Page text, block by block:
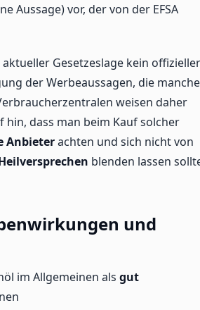
Aussage) vor, der von der EFSA
Gesetzeslage kein offizieller
der Werbeaussagen, die manche
weisen daher
dass man beim Kauf solcher
Anbieterachten und sich nicht von
blenden lassen
und
im Allgemeinen als gut